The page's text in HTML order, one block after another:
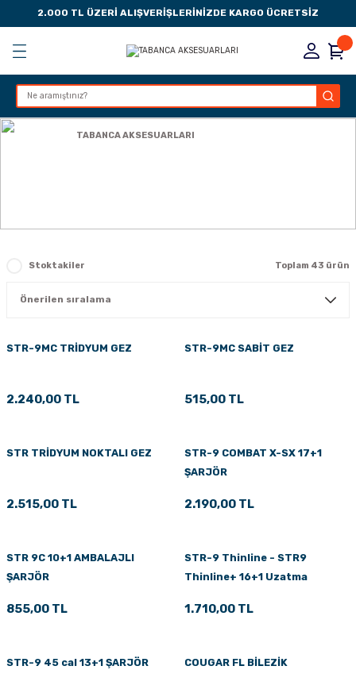
2.000 TL ÜZERİ ALIŞVERİŞLERİNİZDE KARGO ÜCRETSİZ
Geri Dön
Geri Dön
Geri Dön
Geri Dön
Anasayfa TABANCA AKSESUARLARI
Stoktakiler Toplam 43 ürün
STR-9MC TRİDYUM GEZ
2.240,00 TL
STR-9MC SABİT GEZ
515,00 TL
STR TRİDYUM NOKTALI GEZ
2.515,00 TL
STR-9 COMBAT X-SX 17+1
ŞARJÖR
2.190,00 TL
STR 9C 10+1 AMBALAJLI
ŞARJÖR
855,00 TL
STR-9 Thinline - STR9
Thinline+ 16+1 Uzatma
1.710,00 TL
STR-9 45 cal 13+1 ŞARJÖR COUGAR FL BİLEZİK